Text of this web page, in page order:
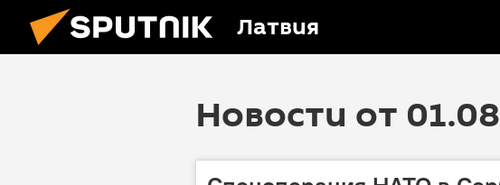
Латвия
Новости от